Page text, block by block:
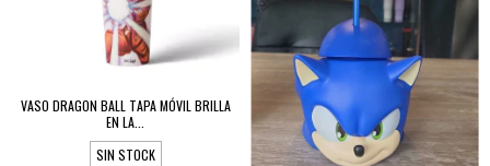
VASO DRAGON BALL TAPA MÓVIL BRILLA
EN LA...
SIN STOCK